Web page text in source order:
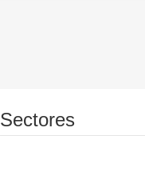
Sectores